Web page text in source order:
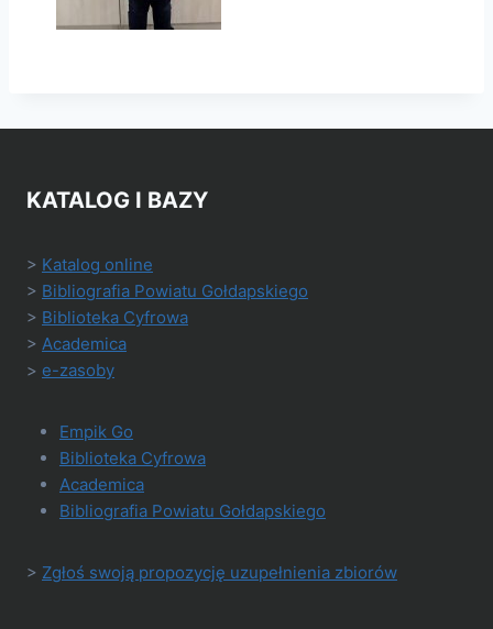
KATALOG I BAZY
> Katalog online
> Bibliografia Powiatu Gołdapskiego
> Biblioteka Cyfrowa
> Academica
> e-zasoby
Empik Go
Biblioteka Cyfrowa
Academica
Bibliografia Powiatu Gołdapskiego
> Zgłoś swoją propozycję uzupełnienia zbiorów